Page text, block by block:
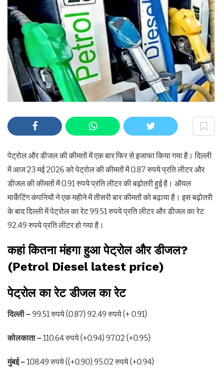
पेट्रोल और डीजल की कीमतों में एक बार फिर से इजाफा किया गया है। दिल्ली
में आज 23 मई 2026 को पेट्रोल की कीमतों में 0.87 रुपये प्रति लीटर और
डीजल की कीमतों में 0.91 रुपये प्रति लीटर की बढ़ोतरी हुई है। ऑयल
मार्केटिंग कंपनियों ने एक महीने में तीसरी बार कीमतों को बढ़ाया है। इस बढ़ोतरी
के बाद दिल्ली में पेट्रोल का रेट 99.51 रुपये प्रति लीटर और डीजल का रेट
92.49 रुपये प्रति लीटर हो गया है।
कहां कितना मंहगा हुआ पेट्रोल और डीजल?
(Petrol Diesel latest price)
पेट्रोल का रेट डीजल का रेट
दिल्ली – 99.51 रुपये (0.87) 92.49 रुपये (+ 0.91)
कोलकाता – 110.64 रुपये (+0.94) 97.02 (+0.95)
मुंबई – 108.49 रुपये ((+0.90) 95.02 रुपये (+0.94)